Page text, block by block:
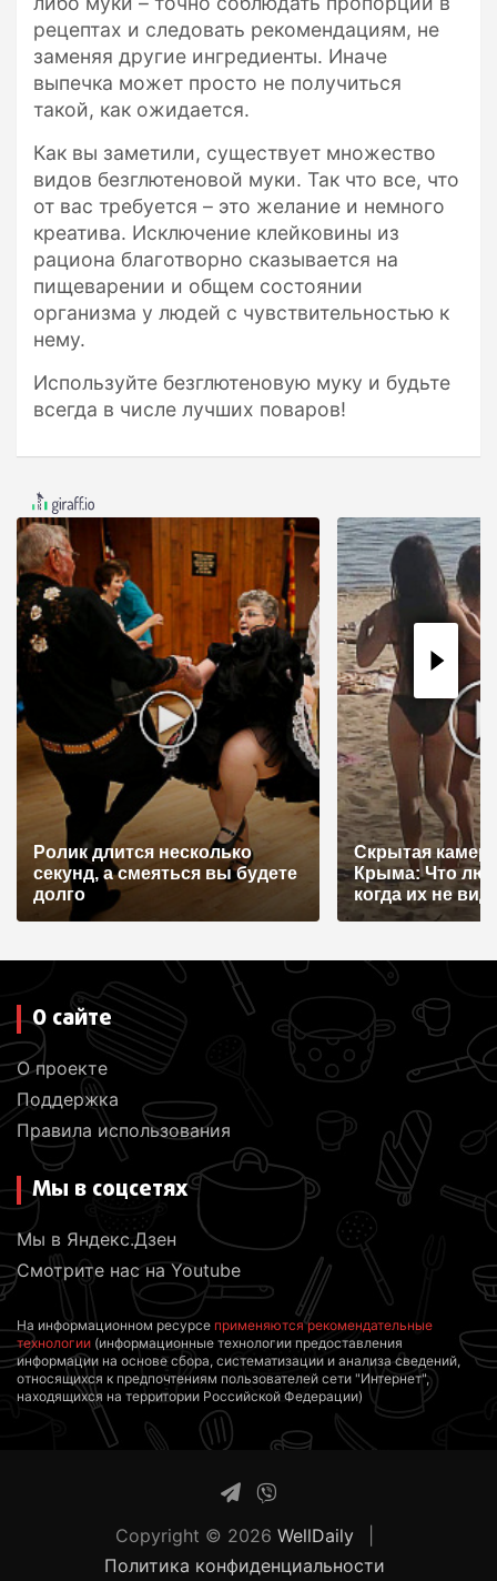
рецептах и следовать рекомендациям, не
заменяя другие ингредиенты. Иначе
выпечка может просто не получиться
такой, как ожидается.
Как вы заметили, существует множество
видов безглютеновой муки. Так что все, что
от вас требуется – это желание и немного
креатива. Исключение клейковины из
рациона благотворно сказывается на
пищеварении и общем состоянии
организма у людей с чувствительностью к
нему.
Используйте безглютеновую муку и будьте
всегда в числе лучших поваров!
Ролик длится несколько
секунд, а смеяться вы будете
долго
Скрытая
Крыма: Что
когда их не
О сайте
О проекте
Поддержка
Правила использования
Мы в соцсетях
Мы в Яндекс.Дзен
Смотрите нас на Youtube
На информационном ресурсе применяются рекомендательные
технологии (информационные технологии предоставления
информации на основе сбора, систематизации и анализа сведений,
относящихся к предпочтениям пользователей сети "Интернет",
находящихся на территории Российской Федерации)
Copyright © 2026 WellDaily
Политика конфиденциальности